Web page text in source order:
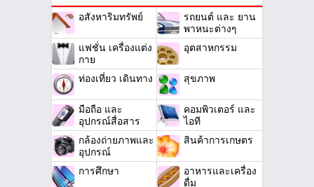
อสังหาริมทรัพย์
รถยนต์ และ ยาน
พาหนะต่างๆ
แฟชั่น เครื่องแต่ง
กาย
อุตสาหกรรม
ท่องเที่ยว เดินทาง สุขภาพ
มือถือ และ
อุปกรณ์สื่อสาร
คอมพิวเตอร์ และ
ไอที
กล้องถ่ายภาพและ
อุปกรณ์
สินค้าการเกษตร
การศึกษา
อาหารและเครื่อง
ดื่ม